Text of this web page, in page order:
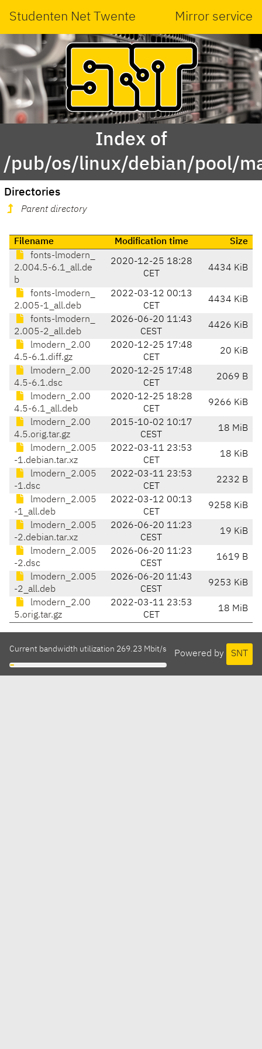
Studenten Net Twente Mirror service
Index of
/pub/os/linux/debian/pool/
Directories
Parent directory
Filename Modification time
Size
fonts-lmodern_
2.004.5-6.1_all.de
b
2020-12-25 18:28
CET
4434 KiB
fonts-lmodern_
2.005-1_all.deb
2022-03-12 00:13
CET
4434 KiB
fonts-lmodern_
2.005-2_all.deb
2026-06-20 11:43
CEST
4426 KiB
lmodern_2.00
4.5-6.1.diff.gz
2020-12-25 17:48
CET
20 KiB
lmodern_2.00
4.5-6.1.dsc
2020-12-25 17:48
CET
2069 B
lmodern_2.00
4.5-6.1_all.deb
2020-12-25 18:28
CET
9266 KiB
lmodern_2.00
4.5.orig.tar.gz
2015-10-02 10:17
CEST
18 MiB
lmodern_2.005
-1.debian.tar.xz
2022-03-11 23:53
CET
18 KiB
lmodern_2.005
-1.dsc
2022-03-11 23:53
CET
2232 B
lmodern_2.005
-1_all.deb
2022-03-12 00:13
CET
9258 KiB
lmodern_2.005
-2.debian.tar.xz
2026-06-20 11:23
CEST
19 KiB
lmodern_2.005
-2.dsc
2026-06-20 11:23
CEST
1619 B
lmodern_2.005
-2_all.deb
2026-06-20 11:43
CEST
9253 KiB
lmodern_2.00
5.orig.tar.gz
2022-03-11 23:53
CET
18 MiB
Powered by SNT
Current bandwidth utilization 269.23 Mbit/s